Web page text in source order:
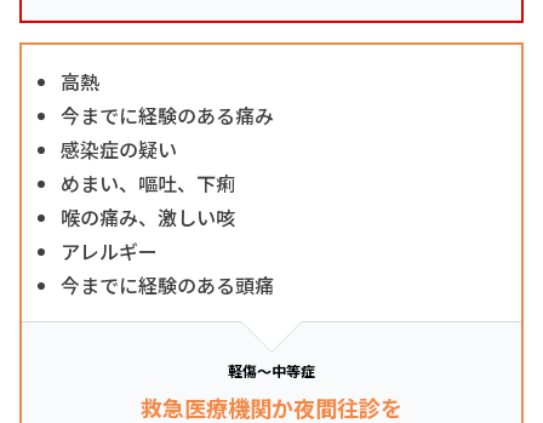
高熱
今までに経験のある痛み
感染症の疑い
めまい、嘔吐、下痢
喉の痛み、激しい咳
アレルギー
今までに経験のある頭痛
軽傷～中等症
救急医療機関か夜間往診を